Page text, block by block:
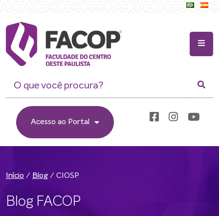
Acesso ao Portal
Início / Blog / CIOSP
Blog FACOP